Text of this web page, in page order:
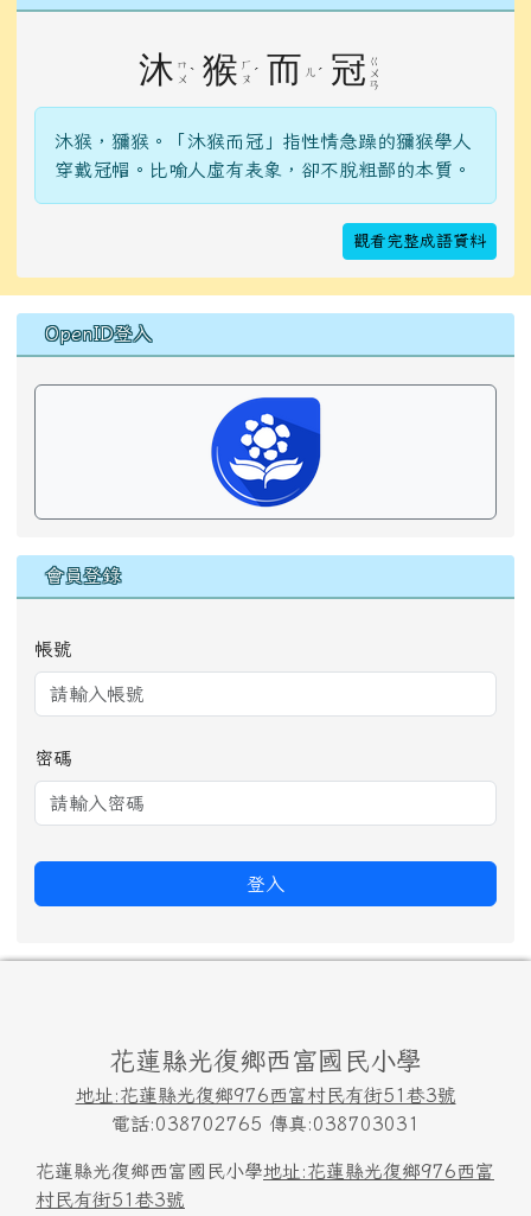
沐 ㄇ
ㄨ ˋ 猴 ㄏ
ㄡ ˊ 而 ㄦ ˊ 冠 ㄍ
ㄨ
ㄢ
沐猴，獼猴。「沐猴而冠」指性情急躁的獼猴學人
穿戴冠帽。比喻人虛有表象，卻不脫粗鄙的本質。
觀看完整成語資料
右邊區域內容
OpenID登入
會員登錄
帳號
密碼
登入
頁尾區域內容
花蓮縣光復鄉西富國民小學
地址:花蓮縣光復鄉976西富村民有街51巷3號
電話:038702765 傳真:038703031
花蓮縣光復鄉西富國民小學地址:花蓮縣光復鄉976西富
村民有街51巷3號